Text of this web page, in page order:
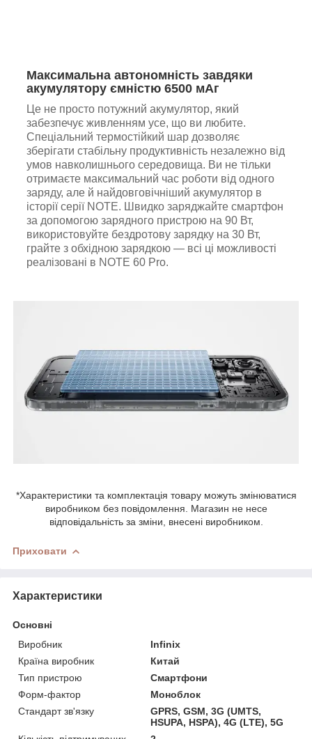
Максимальна автономність завдяки
акумулятору ємністю 6500 мАг
Це не просто потужний акумулятор, який
забезпечує живленням усе, що ви любите.
Спеціальний термостійкий шар дозволяє
зберігати стабільну продуктивність незалежно від
умов навколишнього середовища. Ви не тільки
отримаєте максимальний час роботи від одного
заряду, але й найдовговічніший акумулятор в
історії серії NOTE. Швидко заряджайте смартфон
за допомогою зарядного пристрою на 90 Вт,
використовуйте бездротову зарядку на 30 Вт,
грайте з обхідною зарядкою — всі ці можливості
реалізовані в NOTE 60 Pro.
*Характеристики та комплектація товару можуть змінюватися
виробником без повідомлення. Магазин не несе
відповідальність за зміни, внесені виробником.
Приховати
Характеристики
Основні
Виробник
Infinix
Країна виробник
Китай
Тип пристрою
Смартфони
Форм-фактор
Моноблок
Стандарт зв'язку
GPRS, GSM, 3G (UMTS,
HSUPA, HSPA), 4G (LTE), 5G